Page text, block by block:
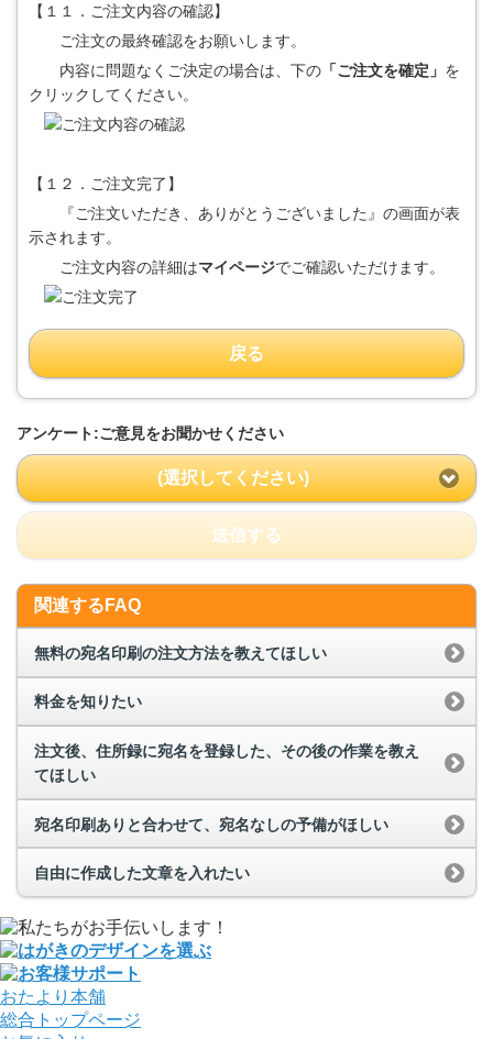
【１１．ご注文内容の確認】
ご注文の最終確認をお願いします。
内容に問題なくご決定の場合は、下の 「ご注文を確定」 を
クリックしてください。
【１２．ご注文完了】
『ご注文いただき、ありがとうございました』の画面が表
示されます。
ご注文内容の詳細はマイページでご確認いただけます。
戻る
アンケート:ご意見をお聞かせください
(選択してください)
送信する
関連するFAQ
無料の宛名印刷の注文方法を教えてほしい
料金を知りたい
注文後、住所録に宛名を登録した、その後の作業を教え
てほしい
宛名印刷ありと合わせて、宛名なしの予備がほしい
自由に作成した文章を入れたい
おたより本舗
総合トップページ